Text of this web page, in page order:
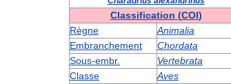
Classification (COI)
Règne
Animalia
Embranchement
Chordata
Sous-embr.
Vertebrata
Classe
Aves